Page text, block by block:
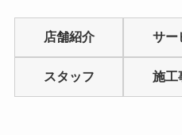
0
out
5
店舗紹介 サー
スタッフ 施工